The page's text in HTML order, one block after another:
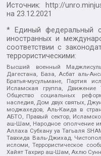
Источник: http://
на23.12.2021
* Единый федеральный
иностранных и
соответствии с
террористическими:
Высший военный
Дагестана, База, Асбат аль-
Братья-мусульмане, Партия
Исламская группа, Движение
Общество социальных
наследия, Дом двух святых,
моджахедов, Аль-Каида в
АБТО, Правый сектор,
аш-Шам, Народное ополчение
Аллаха Субхану уа Тагьаля
Тавхида Валь-Джихад,
исломи, Террористическое
Хайят Тахрир аш-Шам, Ахлю